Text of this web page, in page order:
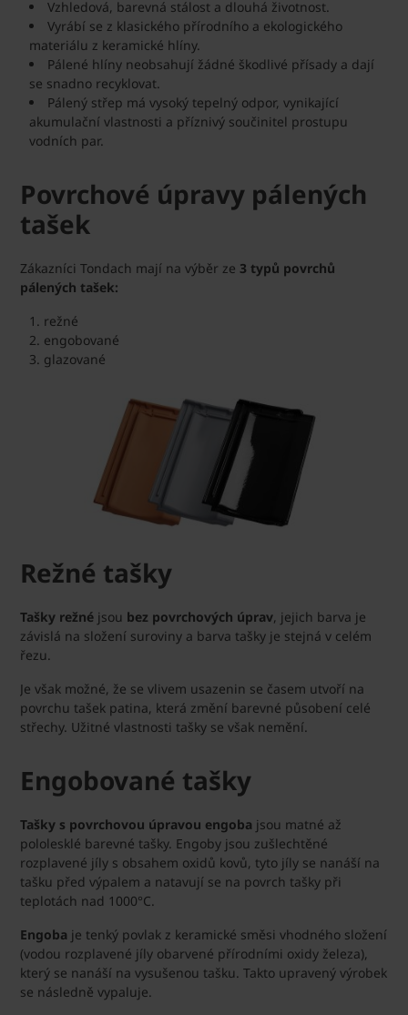
Vzhledová, barevná stálost a dlouhá životnost.
Vyrábí se z klasického přírodního a ekologického
materiálu z keramické hlíny.
Pálené hlíny neobsahují žádné škodlivé přísady a dají
se snadno recyklovat.
Pálený střep má vysoký tepelný odpor, vynikající
akumulační vlastnosti a příznivý součinitel prostupu
vodních par.
Povrchové úpravy pálených
tašek
Zákazníci Tondach mají na výběr ze 3 typů povrchů
pálených tašek:
režné
engobované
glazované
Režné tašky
Tašky režné jsou bez povrchových úprav, jejich barva je
závislá na složení suroviny a barva tašky je stejná v celém
řezu.
Je však možné, že se vlivem usazenin se časem utvoří na
povrchu tašek patina, která změní barevné působení celé
střechy. Užitné vlastnosti tašky se však nemění.
Engobované tašky
Tašky s povrchovou úpravou engoba jsou matné až
pololesklé barevné tašky. Engoby jsou zušlechtěné
rozplavené jíly s obsahem oxidů kovů, tyto jíly se nanáší na
tašku před výpalem a natavují se na povrch tašky při
teplotách nad 1000°C.
Engoba je tenký povlak z keramické směsi vhodného složení
(vodou rozplavené jíly obarvené přírodními oxidy železa),
který se nanáší na vysušenou tašku. Takto upravený výrobek
se následně vypaluje.